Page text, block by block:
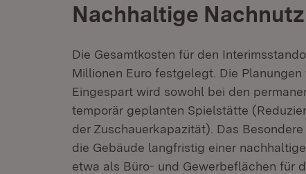
Nachhaltige
Die Gesamtkosten für den
Millionen Euro festgelegt. Die
Eingespart wird sowohl bei den
temporär geplanten Spielstätte
der Zuschauerkapazität). Das
die Gebäude langfristig einer
etwa als Büro- und Gewerbeflächen für